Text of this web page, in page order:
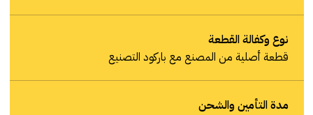
نوع وكفالة القطعة
قطعة أصلية من المصنع مع باركود التصنيع
مدة التأمين والشحن